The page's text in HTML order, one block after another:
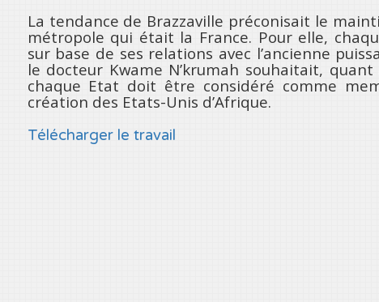
La tendance de Brazzaville préconisait le
métropole qui était la France. Pour elle,
sur base de ses relations avec l’ancienne
le docteur Kwame N’krumah souhaitait,
chaque Etat doit être considéré comme
création des Etats-Unis d’Afrique.
Télécharger le travail